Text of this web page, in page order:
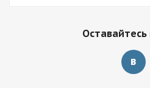
Оставайтесь